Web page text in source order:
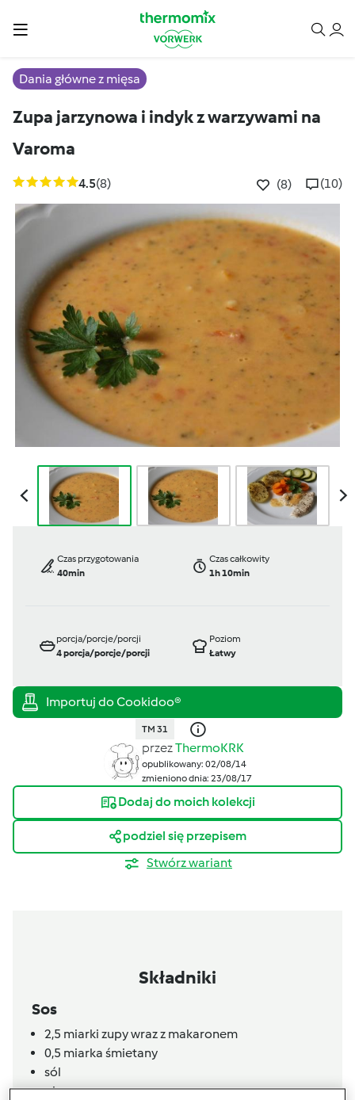
Dania główne z mięsa
Zupa jarzynowa i indyk z warzywami na
Varoma
4.5(8) (8) (10)
Czas przygotowania
40min
Czas całkowity
1h 10min
porcja/porcje/porcji
4porcja/porcje/porcji
Poziom
Łatwy
TM 31
przezThermoKRK
opublikowany: 02/08/14
zmieniono dnia: 23/08/17
Dodaj do moich kolekcji
podziel się przepisem
Stwórz wariant
Składniki
Sos
2,5 miarki zupy wraz z makaronem
0,5 miarka śmietany
sól
pieprz